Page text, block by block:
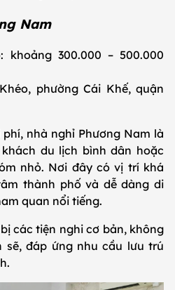
Nam
khoảng 300.000 – 500.000
phường Cái Khế, quận
nhà nghỉ Phương Nam là
du lịch bình dân hoặc
nhỏ. Nơi đây có vị trí khá
thành phố và dễ dàng di
quan nổi tiếng.
các tiện nghi cơ bản, không
sẽ, đáp ứng nhu cầu lưu trú